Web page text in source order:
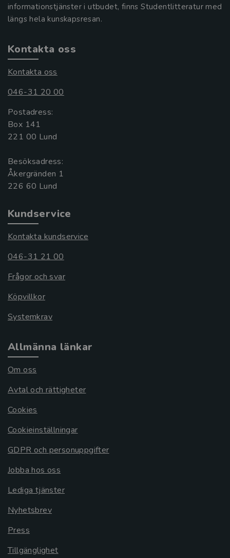
informationstjänster i utbudet, finns Studentlitteratur med
längs hela kunskapsresan.
Kontakta oss
Kontakta oss
046-31 20 00
Postadress:
Box 141
221 00 Lund
Besöksadress:
Åkergränden 1
Kundservice
Kontakta kundservice
046-31 21 00
Frågor och svar
Köpvillkor
Systemkrav
Allmänna länkar
Om oss
Avtal och rättigheter
Cookies
Cookieinställningar
GDPR och personuppgifter
Jobba hos oss
Lediga tjänster
Nyhetsbrev
Press
Tillgänglighet